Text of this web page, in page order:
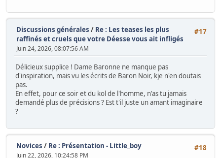
#17
Discussions générales / Re : Les teases les plus
raffinés et cruels que votre Déesse vous ait infligés
Juin 24, 2026, 08:07:56 AM
Délicieux supplice ! Dame Baronne ne manque pas
d'inspiration, mais vu les écrits de Baron Noir, kje n'en doutais
pas.
En effet, pour ce soir et du kol de l'homme, n'as tu jamais
demandé plus de précisions ? Est t'il juste un amant imaginaire
?
#18
Novices / Re : Présentation - Little_boy
Juin 22, 2026, 10:24:58 PM